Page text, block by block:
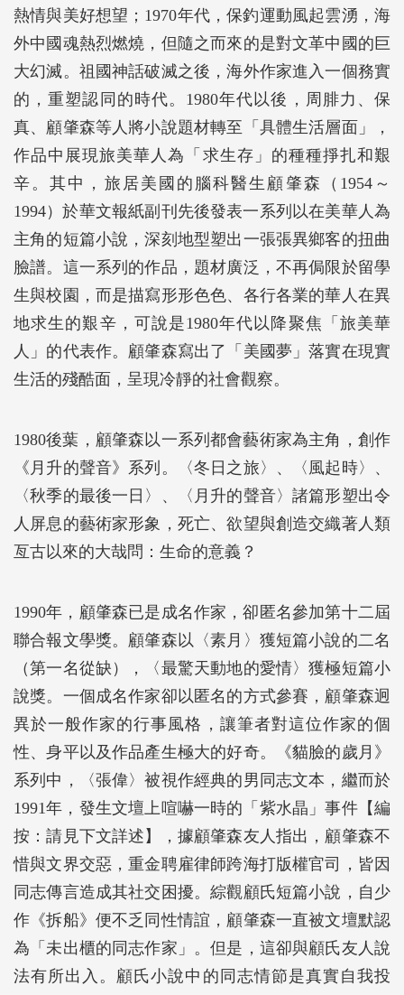
熱情與美好想望；1970年代，保釣運動風起雲湧，海
外中國魂熱烈燃燒，但隨之而來的是對文革中國的巨
大幻滅。祖國神話破滅之後，海外作家進入一個務實
的，重塑認同的時代。1980年代以後，周腓力、保
真、顧肇森等人將小說題材轉至「具體生活層面」，
作品中展現旅美華人為「求生存」的種種掙扎和艱
辛。其中，旅居美國的腦科醫生顧肇森（1954～
1994）於華文報紙副刊先後發表一系列以在美華人為
主角的短篇小說，深刻地型塑出一張張異鄉客的扭曲
臉譜。這一系列的作品，題材廣泛，不再侷限於留學
生與校園，而是描寫形形色色、各行各業的華人在異
地求生的艱辛，可說是1980年代以降聚焦「旅美華
人」的代表作。顧肇森寫出了「美國夢」落實在現實
生活的殘酷面，呈現冷靜的社會觀察。
1980後葉，顧肇森以一系列都會藝術家為主角，創作
《月升的聲音》系列。〈冬日之旅〉、〈風起時〉、
〈秋季的最後一日〉、〈月升的聲音〉諸篇形塑出令
人屏息的藝術家形象，死亡、欲望與創造交織著人類
亙古以來的大哉問：生命的意義？
1990年，顧肇森已是成名作家，卻匿名參加第十二屆
聯合報文學獎。顧肇森以〈素月〉獲短篇小說的二名
（第一名從缺），〈最驚天動地的愛情〉獲極短篇小
說獎。一個成名作家卻以匿名的方式參賽，顧肇森迥
異於一般作家的行事風格，讓筆者對這位作家的個
性、身平以及作品產生極大的好奇。《貓臉的歲月》
系列中，〈張偉〉被視作經典的男同志文本，繼而於
1991年，發生文壇上喧嚇一時的「紫水晶」事件【編
按：請見下文詳述】，據顧肇森友人指出，顧肇森不
惜與文界交惡，重金聘雇律師跨海打版權官司，皆因
同志傳言造成其社交困擾。綜觀顧氏短篇小說，自少
作《拆船》便不乏同性情誼，顧肇森一直被文壇默認
為「未出櫃的同志作家」。但是，這卻與顧氏友人說
法有所出入。顧氏小說中的同志情節是真實自我投